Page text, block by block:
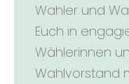
Wahler und
Euch in
Wählerinnen
Wahlvorstand